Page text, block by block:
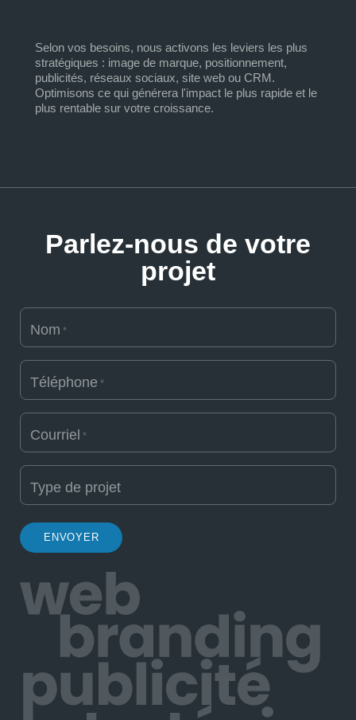
Selon vos besoins, nous activons les leviers les plus
stratégiques : image de marque, positionnement,
publicités, réseaux sociaux, site web ou CRM.
Optimisons ce qui générera l'impact le plus rapide et le
plus rentable sur votre croissance.
Parlez-nous de votre
projet
Nom *
Téléphone *
Courriel *
Type de projet